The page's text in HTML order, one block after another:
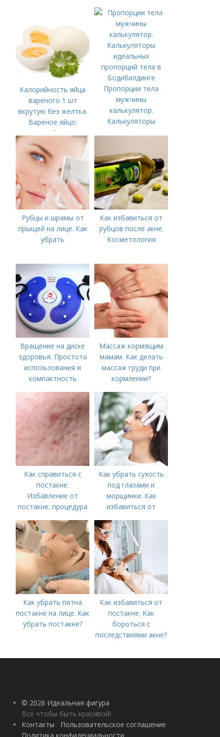
Калорийность яйца
вареного 1 шт
вкрутую без желтка.
Вареное яйцо:
калорийность
Пропорции тела
мужчины
калькулятор.
Калькуляторы
Бодибилдинге
Рубцы и шрамы от
прыщей на лице. Как
убрать
Как избавиться от
рубцов после акне.
Косметология
Вращение на диске
здоровья. Простота
использования и
компактность
Массаж кормящим
мамам. Как делать
массаж груди при
кормлении?
Как справиться с
постакне.
Избавление от
постакне: процедура
Как убрать сухость
под глазами и
морщинки. Как
избавиться от
косметологические
процедуры
Как убрать пятна
постакне на лице. Как
убрать постакне?
Как избавиться от
постакне. Как
бороться с
последствиями акне?
© 2026 Идеальная фигура
Всё чтобы быть красивой!
Контакты
Пользовательское соглашение
Политика конфидециальности